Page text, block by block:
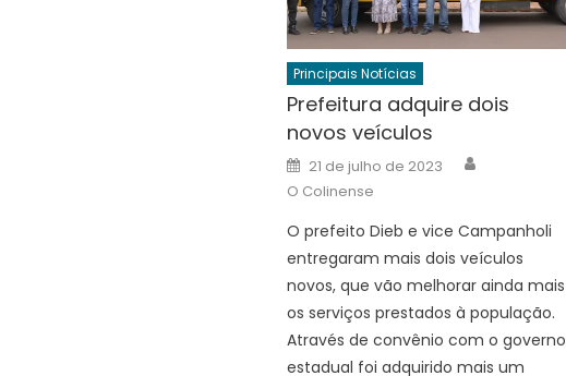
Principais Notícias
Prefeitura adquire dois
novos veículos
Posted
on
21 de julho de 2023
O Colinense
O prefeito Dieb e vice Campanholi
entregaram mais dois veículos
novos, que vão melhorar ainda mais
os serviços prestados à população.
Através de convênio com o governo
estadual foi adquirido mais um